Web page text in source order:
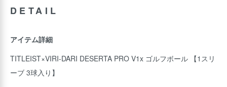
DETAIL
アイテム詳細
TITLEIST×VIRI-DARI DESERTA PRO V1x ゴルフボール 【1スリ
ーブ 3球入り】